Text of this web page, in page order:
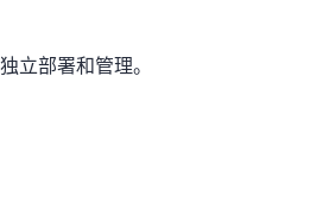
立部署和管理。